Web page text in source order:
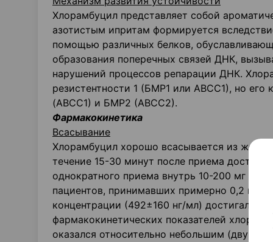
Хлорамбуцил представляет собой
азотистым ипритам формируется
помощью различных белков,
образования поперечных связей ДНК,
нарушений процессов репарации ДНК.
резистентности 1 (БМР1 или АВСС1), но его
(АВСС1) и БМР2 (АВСС2).
Фармакокинетика
Всасывание
Хлорамбуцил хорошо всасывается из
течение 15-30 минут после приема
однократного приема внутрь 10-200 мг
пациентов, принимавших примерно 0,2 мг/
концентрации (492±160 нг/мл) достигались
фармакокинетических показателей
оказался относительно небольшим